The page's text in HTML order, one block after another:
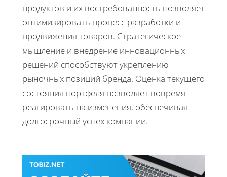
продуктов и их востребованность позволяет
оптимизировать процесс разработки и
продвижения товаров. Стратегическое
мышление и внедрение инновационных
решений способствуют укреплению
рыночных позиций бренда. Оценка текущего
состояния портфеля позволяет вовремя
реагировать на изменения, обеспечивая
долгосрочный успех компании.